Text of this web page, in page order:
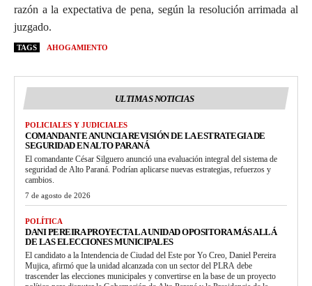
razón a la expectativa de pena, según la resolución arrimada al
juzgado.
TAGS AHOGAMIENTO
ULTIMAS NOTICIAS
POLICIALES Y JUDICIALES
COMANDANTE ANUNCIA REVISIÓN DE LA ESTRATEGIA DE
SEGURIDAD EN ALTO PARANÁ
El comandante César Silguero anunció una evaluación integral del sistema de
seguridad de Alto Paraná. Podrían aplicarse nuevas estrategias, refuerzos y
cambios.
7 de agosto de 2026
POLÍTICA
DANI PEREIRA PROYECTA LA UNIDAD OPOSITORA MÁS ALLÁ
DE LAS ELECCIONES MUNICIPALES
El candidato a la Intendencia de Ciudad del Este por Yo Creo, Daniel Pereira
Mujica, afirmó que la unidad alcanzada con un sector del PLRA debe
trascender las elecciones municipales y convertirse en la base de un proyecto